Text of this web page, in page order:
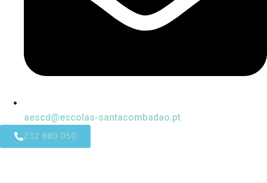
aescd@escolas-santacombadao.pt
232 880 050